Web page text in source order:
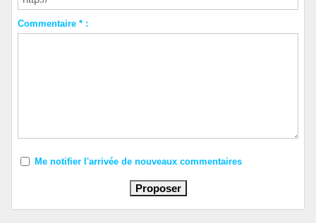
Commentaire * :
Me notifier l'arrivée de nouveaux commentaires